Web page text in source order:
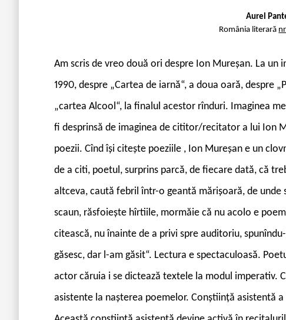
Aurel
România literară
Am scris de vreo două ori despre Ion Mureşan. La
1990, despre „Cartea de iarnă“, a doua oară, despre
„cartea Alcool“, la finalul acestor rînduri. Imaginea
fi desprinsă de imaginea de cititor/recitator a lui Ion
poezii. Cînd îşi citeşte poeziile , Ion Mureşan e un
de a citi, poetul, surprins parcă, de fiecare dată, că
altceva, caută febril într-o geantă mărişoară, de
scaun, răsfoieşte hîrtiile, mormăie că nu acolo e
citească, nu înainte de a privi spre auditoriu,
găsesc, dar l-am găsit“. Lectura e spectaculoasă.
actor căruia i se dictează textele la modul imperativ.
asistente la naşterea poemelor. Conştiinţă asistentă